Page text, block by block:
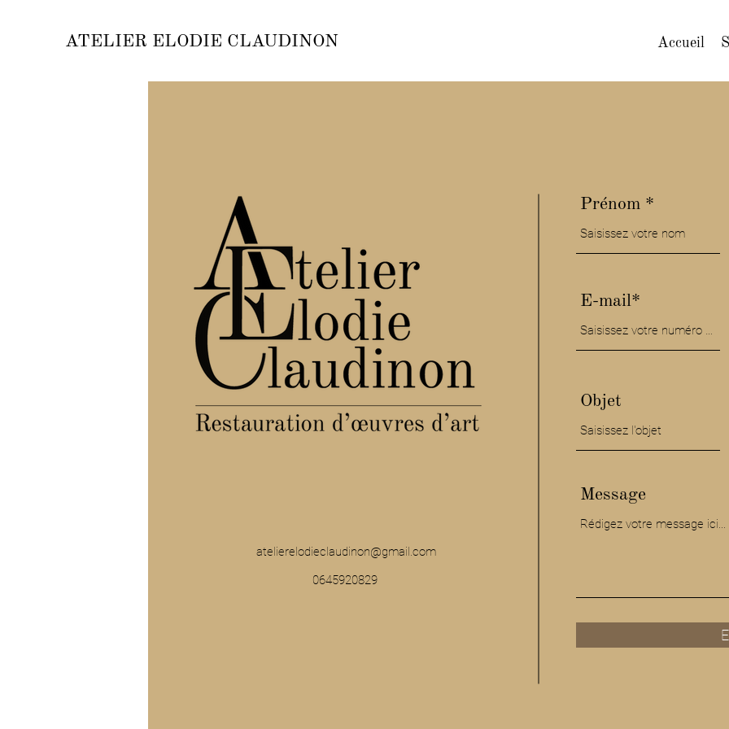
ATELIER ELODIE CLAUDINON Accueil
atelierelodieclaudinon@gmail.com
0645920829
Prénom
E-mail*
Objet
Message